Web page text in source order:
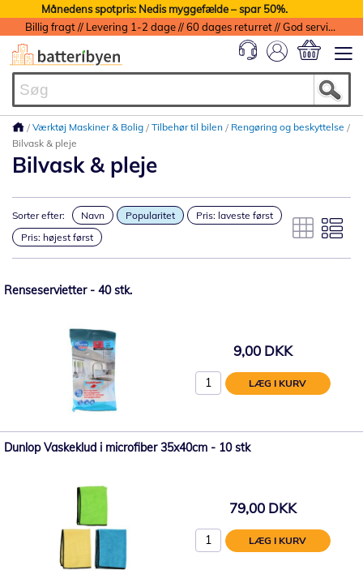
Månedens spotpris: Nedis myggefælde – spar 50%.
Billig fragt // Levering 1-2 dage // 60 dages returret // God service med garanti
Værktøj Maskiner & Bolig Tilbehør til bilen
Rengøring og beskyttelse
Bilvask & pleje
Bilvask & pleje
Sorter efter: Navn Popularitet
Pris: laveste først
Pris: højest først
Renseservietter - 40 stk.
9,00 DKK
LÆG I KURV
Dunlop Vaskeklud i microfiber 35x40cm - 10 stk
79,00 DKK
LÆG I KURV